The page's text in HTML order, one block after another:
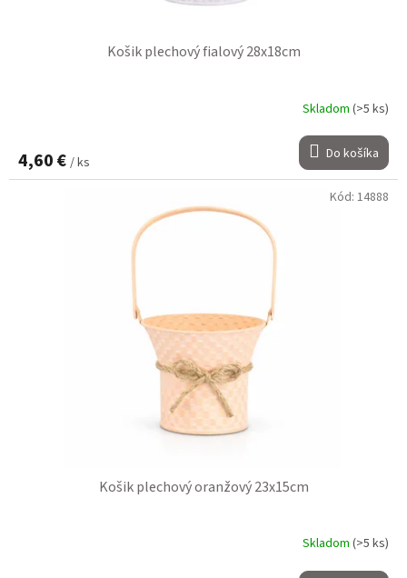
Košik plechový fialový 28x18cm
Skladom (>5 ks)
4,60 € / ks Do košíka
Košik plechový oranžový 23x15cm
Skladom (>5 ks)
Kód: 14888